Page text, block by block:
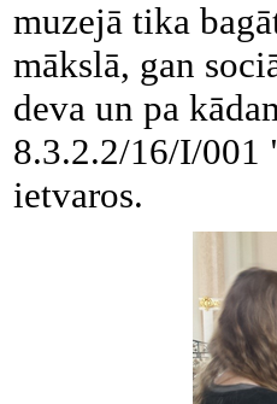
muzejā tika
mākslā, gan
deva un pa
8.3.2.2/16/I/
ietvaros.